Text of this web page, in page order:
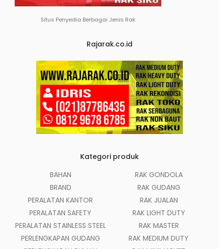
Situs Penyedia Berbagai Jenis Rak
Rajarak.co.id
Kategori produk
BAHAN
BRAND
PERALATAN KANTOR
PERALATAN SAFETY
PERALATAN STAINLESS STEEL
PERLENGKAPAN GUDANG
RAK GONDOLA
RAK GUDANG
RAK JUALAN
RAK LIGHT DUTY
RAK MASTER
RAK MEDIUM DUTY